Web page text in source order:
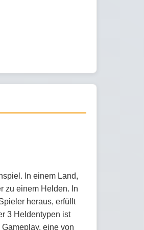
In einem Land,
zu einem Helden. In
heraus, erfüllt
3 Heldentypen ist
eine von